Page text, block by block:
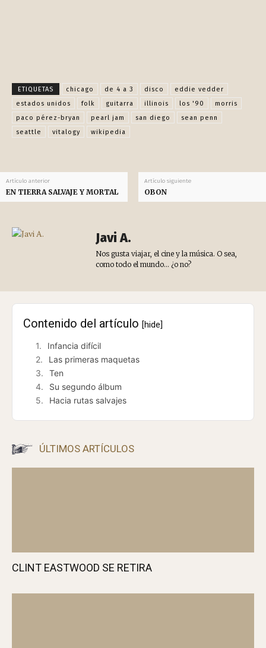
ETIQUETAS chicago de 4 a 3 disco
eddie vedder
estados unidos
folk guitarra illinois los '90
morris
paco pérez-bryan
pearl jam san diego
sean penn
seattle
vitalogy wikipedia
Artículo anterior
EN TIERRA SALVAJE Y MORTAL
Artículo siguiente
OBON
Javi A.
Nos gusta viajar, el cine y la música. O sea,
como todo el mundo... ¿o no?
Contenido del artículo [hide]
Infancia difícil
Las primeras maquetas
Ten
Su segundo álbum
Hacia rutas salvajes
ÚLTIMOS ARTÍCULOS
CLINT EASTWOOD SE RETIRA